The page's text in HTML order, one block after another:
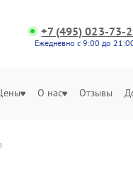
+7 (495) 023-73-
Ежедневно с 9:00 до
О нас Отзывы